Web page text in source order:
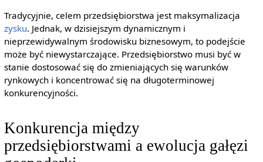
Tradycyjnie, celem przedsiębiorstwa jest maksymalizacja
zysku. Jednak, w dzisiejszym dynamicznym i
nieprzewidywalnym środowisku biznesowym, to podejście
może być niewystarczające. Przedsiębiorstwo musi być w
stanie dostosować się do zmieniających się warunków
rynkowych i koncentrować się na długoterminowej
konkurencyjności.
Konkurencja między
przedsiębiorstwami a ewolucja gałęzi